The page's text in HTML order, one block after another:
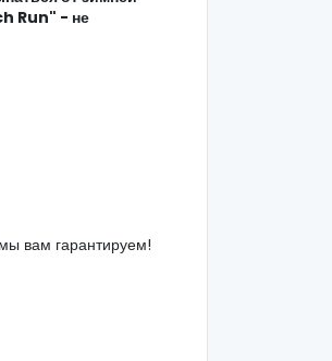
Run" - не
вам гарантируем!